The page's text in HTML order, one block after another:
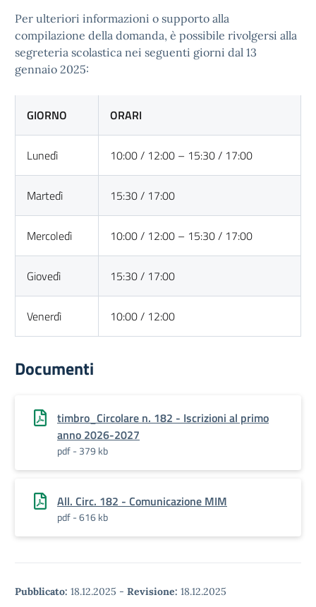
Per ulteriori informazioni o supporto alla
compilazione della domanda, è possibile rivolgersi alla
segreteria scolastica nei seguenti giorni dal 13
gennaio 2025:
GIORNO ORARI
Lunedì 10:00 / 12:00 – 15:30 / 17:00
Martedì 15:30 / 17:00
Mercoledì 10:00 / 12:00 – 15:30 / 17:00
Giovedì 15:30 / 17:00
Venerdì 10:00 / 12:00
Documenti
timbro_Circolare n. 182 - Iscrizioni al primo
anno 2026-2027
pdf - 379 kb
All. Circ. 182 - Comunicazione MIM
pdf - 616 kb
Pubblicato: 18.12.2025 - Revisione: 18.12.2025